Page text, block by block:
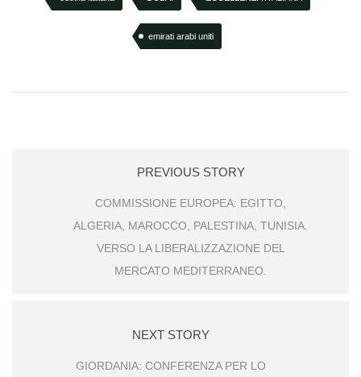
emirati arabi uniti
PREVIOUS STORY
COMMISSIONE EUROPEA: EGITTO,
ALGERIA, MAROCCO, PALESTINA, TUNISIA.
VERSO LA LIBERALIZZAZIONE DEL
MERCATO MEDITERRANEO.
NEXT STORY
GIORDANIA: CONFERENZA PER LO